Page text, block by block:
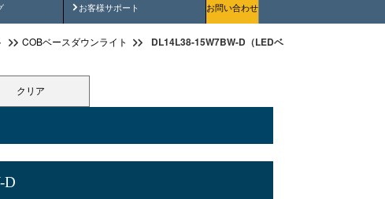
お客様サポート
安全にご使用いただくためにお問い合わせ
COBベースダウンライト DL14L38-15W7BW-D（LEDベースダウンライト
クリア
D